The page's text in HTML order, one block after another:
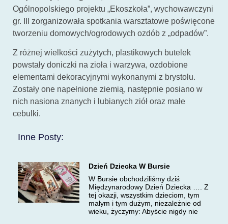
Ogólnopolskiego projektu „Ekoszkoła”, wychowawczyni
gr. III zorganizowała spotkania warsztatowe poświęcone
tworzeniu domowych/ogrodowych ozdób z „odpadów”.
Z różnej wielkości zużytych, plastikowych butelek
powstały doniczki na zioła i warzywa, ozdobione
elementami dekoracyjnymi wykonanymi z brystolu.
Zostały one napełnione ziemią, następnie posiano w
nich nasiona znanych i lubianych ziół oraz małe
cebulki.
Inne Posty:
Dzień Dziecka W Bursie
W Bursie obchodziliśmy dziś
Międzynarodowy Dzień Dziecka …. Z
tej okazji, wszystkim dzieciom, tym
małym i tym dużym, niezależnie od
wieku, życzymy: Abyście nigdy nie